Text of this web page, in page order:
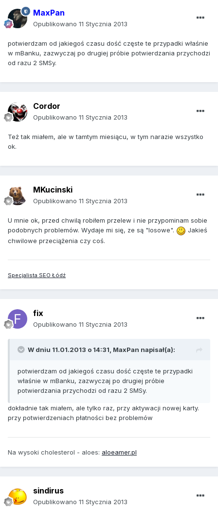
MaxPan
Opublikowano 11 Stycznia 2013
potwierdzam od jakiegoś czasu dość częste te przypadki właśnie
w mBanku, zazwyczaj po drugiej próbie potwierdzania przychodzi
od razu 2 SMSy.
Cordor
Opublikowano 11 Stycznia 2013
Też tak miałem, ale w tamtym miesiącu, w tym narazie wszystko
ok.
MKucinski
Opublikowano 11 Stycznia 2013
U mnie ok, przed chwilą robiłem przelew i nie przypominam sobie
podobnych problemów. Wydaje mi się, ze są "losowe".
Jakieś
chwilowe przeciążenia czy coś.
Specjalista SEO Łódź
fix
Opublikowano 11 Stycznia 2013
W dniu 11.01.2013 o 14:31, MaxPan napisał(a):
potwierdzam od jakiegoś czasu dość częste te przypadki
właśnie w mBanku, zazwyczaj po drugiej próbie
potwierdzania przychodzi od razu 2 SMSy.
dokładnie tak miałem, ale tylko raz, przy aktywacji nowej karty.
przy potwierdzeniach płatności bez problemów
Na wysoki cholesterol - aloes: aloeamer.pl
sindirus
Opublikowano 11 Stycznia 2013